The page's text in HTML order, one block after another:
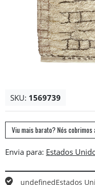
SKU: 1569739
Viu mais barato? Nós
Envia para:
undefinedEstados